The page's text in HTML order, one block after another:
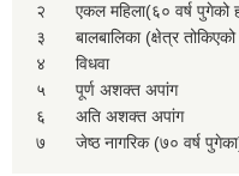
२
एकल महिला(६० वर्ष पुगेको
३
बालबालिका (क्षेत्र
४
विधवा
५
पूर्ण अशक्त अपांग
६
अति अशक्त अपांग
७
जेष्ठ नागरिक (७० वर्ष